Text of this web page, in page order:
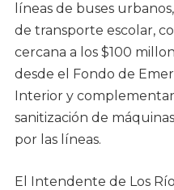
líneas de buses
de transporte escolar,
cercana a los $100
desde el Fondo de
Interior y
sanitización de
por las líneas.
El Intendente de Los